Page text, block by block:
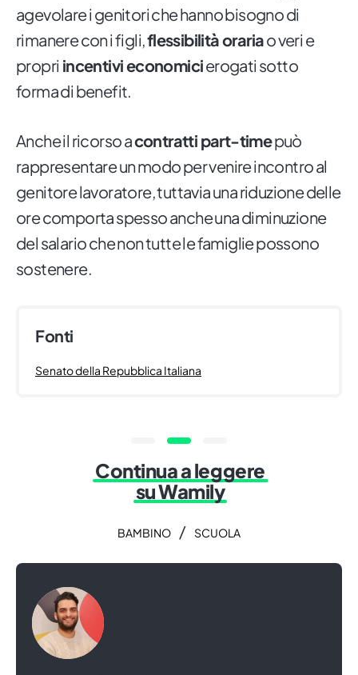
agevolare i genitori che hanno bisogno di
rimanere con i figli,flessibilità orariao veri e
propri incentivi economicierogati sotto
forma di benefit.
Anche il ricorso acontratti part-timepuò
rappresentare un modo per venire incontro al
genitore lavoratore, tuttavia una riduzione delle
ore comporta spesso anche una diminuzione
del salario che non tutte le famiglie possono
sostenere.
Fonti
Senato della Repubblica Italiana
Continua a leggere
su Wamily
BAMBINO / SCUOLA